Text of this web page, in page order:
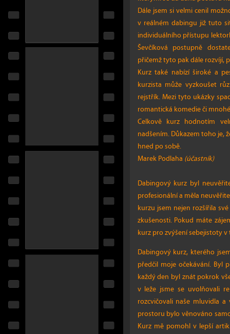
Dále jsem si velmi cenil
v reálném dabingu již tuto
individuálního přístupu
Ševčíková postupně
přičemž tyto pak dále rozvíjí,
Kurz také nabízí široké a
kurzista může vyzkoušet
rejstřík. Mezi tyto ukázky
romantická komedie či
Celkově kurz hodnotím
nadšením. Důkazem toho je,
hned po sobě.
Marek Podlaha (účastník)
Dabingový kurz byl
profesionální a měla
kurzu jsem nejen rozšířila
zkušenosti. Pokud máte
kurz pro zvýšení sebejistoty
Dabingový kurz, kterého
předčil moje očekávání. Byl
každý den byl znát pokrok
v leže jsme se uvolňovali
rozcvičovali naše mluvidla
prostoru bylo věnováno
Kurz mě pomohl v lepší